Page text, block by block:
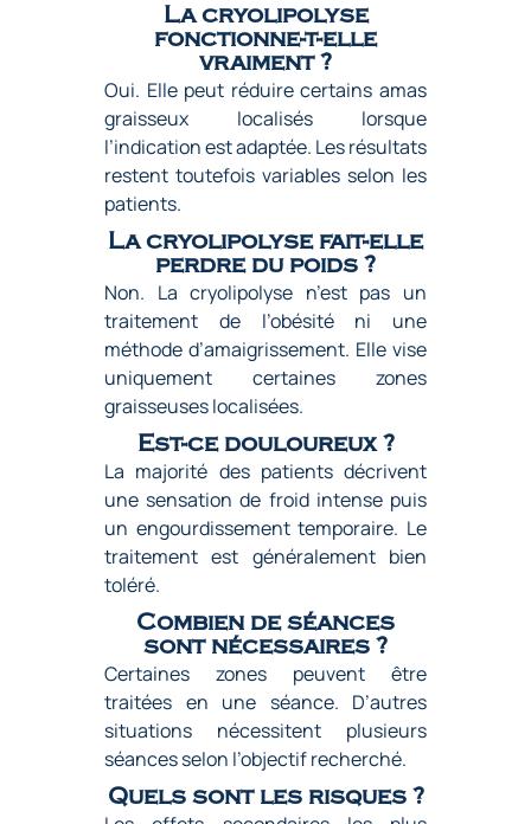
La cryolipolyse
fonctionne-t-elle
vraiment ?
Oui. Elle peut réduire certains amas
graisseux localisés lorsque
l’indication est adaptée. Les résultats
restent toutefois variables selon les
patients.
La cryolipolyse fait-elle
perdre du poids ?
Non. La cryolipolyse n’est pas un
traitement de l’obésité ni une
méthode d’amaigrissement. Elle vise
uniquement certaines zones
graisseuses localisées.
Est-ce douloureux ?
La majorité des patients décrivent
une sensation de froid intense puis
un engourdissement temporaire. Le
traitement est généralement bien
toléré.
Combien de séances
sont nécessaires ?
Certaines zones peuvent être
traitées en une séance. D’autres
situations nécessitent plusieurs
séances selon l’objectif recherché.
Quels sont les risques ?